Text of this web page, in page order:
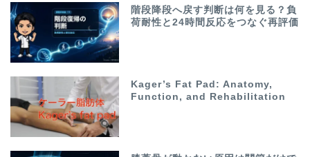
階段降段へ戻す判断は何を見る？負
荷耐性と24時間反応をつなぐ再評価
Kager’s Fat Pad: Anatomy,
Function, and Rehabilitation